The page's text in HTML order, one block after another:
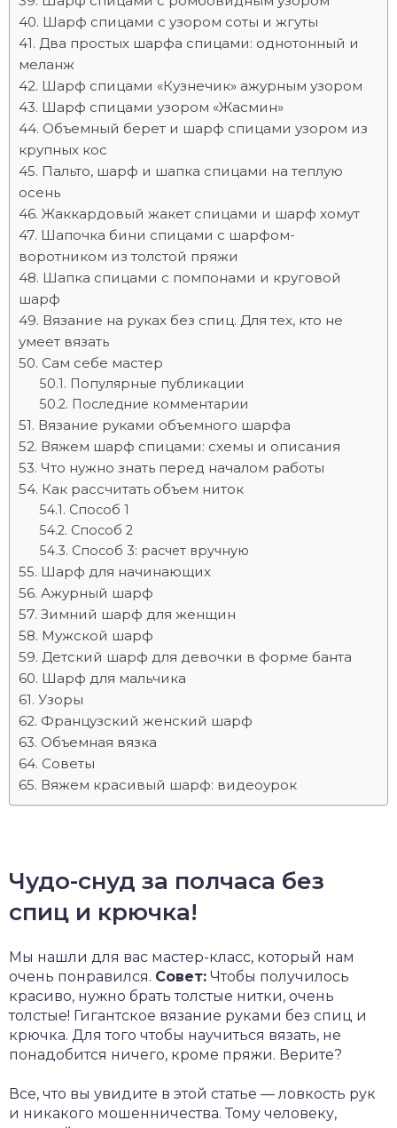
Шарф спицами с узором соты и жгуты
Два простых шарфа спицами: однотонный и
меланж
Шарф спицами «Кузнечик» ажурным узором
Шарф спицами узором «Жасмин»
Объемный берет и шарф спицами узором из
крупных кос
Пальто, шарф и шапка спицами на теплую
осень
Жаккардовый жакет спицами и шарф хомут
Шапочка бини спицами с шарфом-
воротником из толстой пряжи
Шапка спицами с помпонами и круговой
шарф
Вязание на руках без спиц. Для тех, кто не
умеет вязать
Сам себе мастер
Популярные публикации
Последние комментарии
Вязание руками объемного шарфа
Вяжем шарф спицами: схемы и описания
Что нужно знать перед началом работы
Как рассчитать объем ниток
Способ 1
Способ 2
Способ 3: расчет вручную
Шарф для начинающих
Ажурный шарф
Зимний шарф для женщин
Мужской шарф
Детский шарф для девочки в форме банта
Шарф для мальчика
Узоры
Французский женский шарф
Объемная вязка
Советы
Вяжем красивый шарф: видеоурок
Чудо-снуд за полчаса без
спиц и крючка!
Мы нашли для вас мастер-класс, который нам
очень понравился. Совет: Чтобы получилось
красиво, нужно брать толстые нитки, очень
толстые! Гигантское вязание руками без спиц и
крючка. Для того чтобы научиться вязать, не
понадобится ничего, кроме пряжи. Верите?
Все, что вы увидите в этой статье — ловкость рук
и никакого мошенничества. Тому человеку,